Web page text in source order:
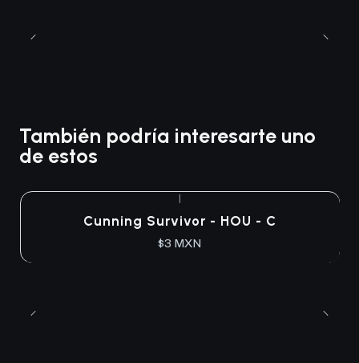
También podría interesarte uno
de estos
Cunning Survivor - HOU - C
$3 MXN